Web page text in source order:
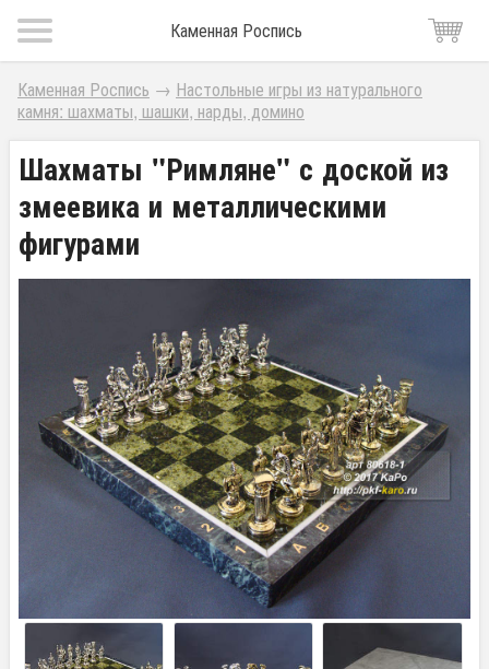
Каменная Роспись
Каменная Роспись → Настольные игры из натурального
камня: шахматы, шашки, нарды, домино
Шахматы "Римляне" с доской из
змеевика и металлическими
фигурами